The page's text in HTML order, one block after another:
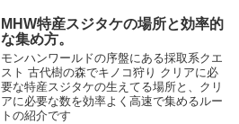
MHW特産スジタケの場所と効率的
な集め方。
モンハンワールドの序盤にある採取系クエ
スト 古代樹の森でキノコ狩り クリアに必
要な特産スジタケの生えてる場所と、クリ
アに必要な数を効率よく高速で集めるルー
トの紹介です